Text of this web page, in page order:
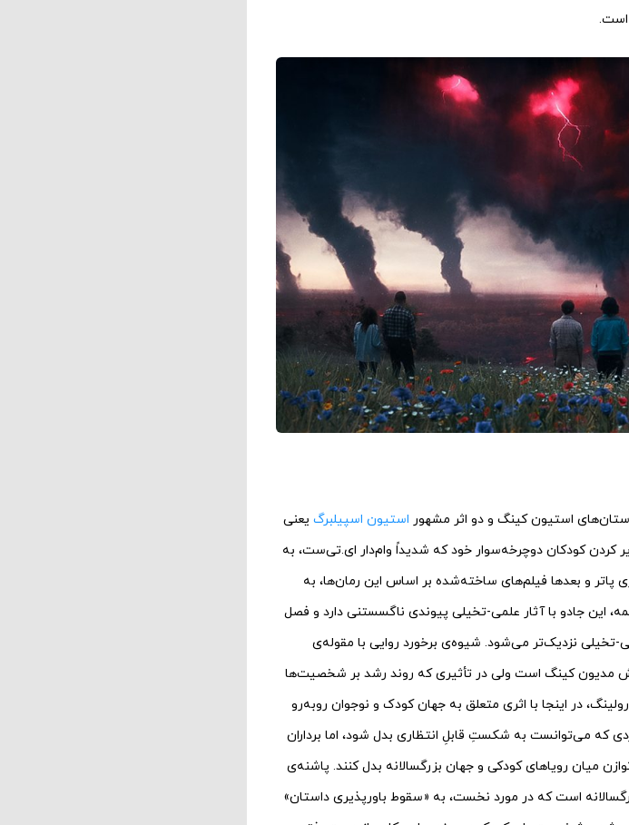
است.
استیون کینگ و دو اثر مشهور استیون اسپیلبرگ یعنی
کردن کودکان دوچرخه‌سوار خود که شدیداً وام‌دار ای.تی‌ست، به
و بعدها فیلم‌های ساخته‌شده بر اساس این رمان‌ها، به
این جادو با آثار علمی‌-تخیلی پیوندی ناگسستنی دارد و فصل
تخیلی نزدیک‌تر می‌شود. شیوه‌ی برخورد روایی با مقوله‌ی
مدیون کینگ است ولی در تأثیری که روند رشد بر شخصیت‌ها
در اینجا با اثری متعلق به جهان کودک و نوجوان روبه‌رو
که می‌توانست به شکستِ قابلِ انتظاری بدل شود، اما برداران
میان رویاهای کودکی و جهان بزرگسالانه بدل کنند. پاشنه‌ی
است که در مورد نخست، به «سقوط باورپذیری داستان»